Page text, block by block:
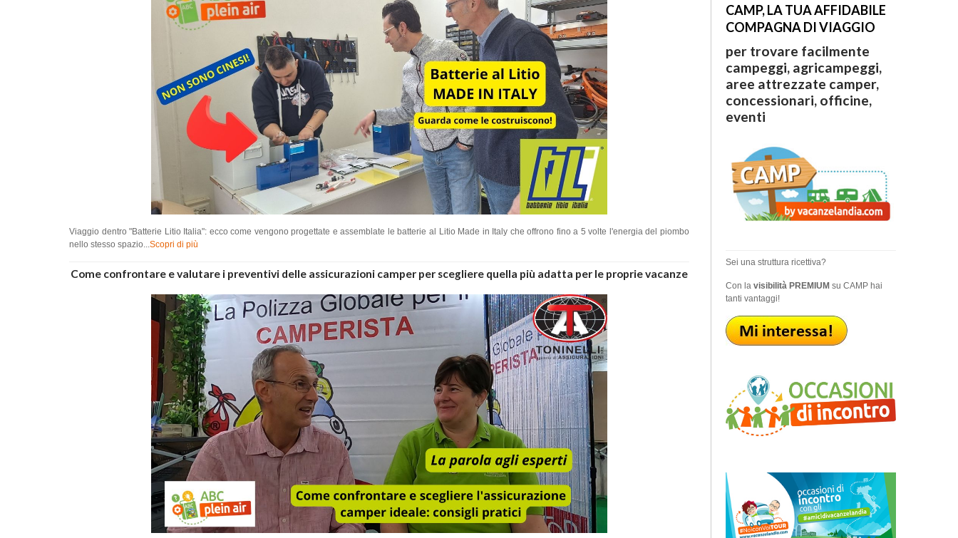
Viaggio dentro "Batterie Litio Italia": ecco come vengono progettate e assemblate le batterie al Litio Made in Italy che offrono fino a 5 volte l'energia del piombo
nello stesso spazio...Scopri di più
Come confrontare e valutare i preventivi delle assicurazioni camper per scegliere quella più adatta per le proprie vacanze
CAMP, LA TUA AFFIDABILE
COMPAGNA DI VIAGGIO
per trovare facilmente
campeggi, agricampeggi,
aree attrezzate camper,
concessionari, officine,
eventi
Sei una struttura ricettiva?
Con la visibilità PREMIUMsu CAMP hai
tanti vantaggi!